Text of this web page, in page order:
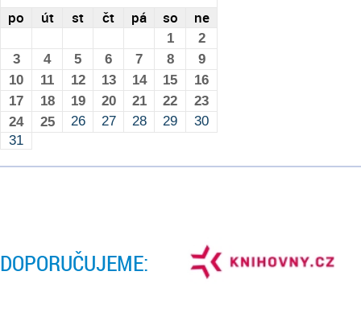
po út st čt pá so ne
1
2
3
4 5 6 7 8
9
10
11 12 13 14 15
16
17
18 19 20 21 22
23
24
25 26 27 28 29
30
31
DOPORUČUJEME: